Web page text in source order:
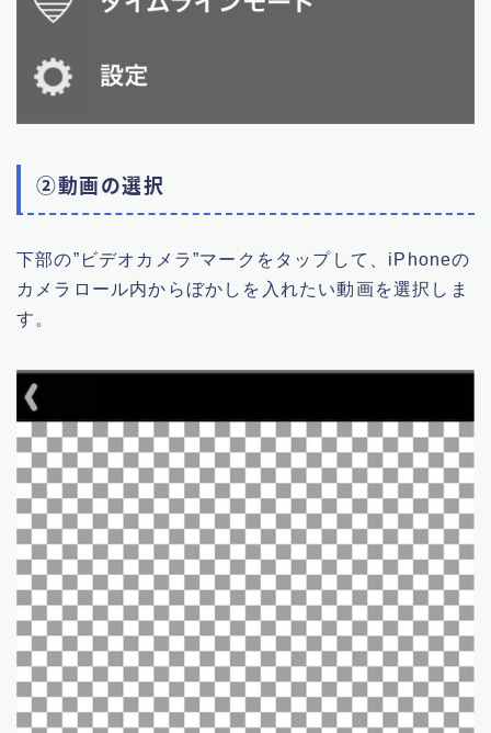
②動画の選択
下部の”ビデオカメラ”マークをタップして、iPhoneの
カメラロール内からぼかしを入れたい動画を選択しま
す。